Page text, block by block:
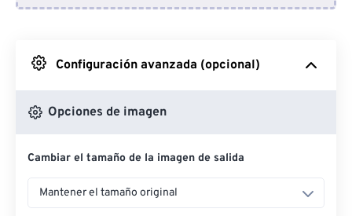
Desde Google Drive
Desde OneDrive
Desde URL
Configuración avanzada (opcional)
Opciones de imagen
Cambiar el tamaño de la imagen de salida
Mantener el tamaño original